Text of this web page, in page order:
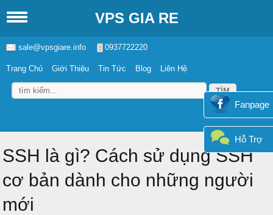
VPS GIA RE
Fanpage
Hỗ Trợ
sale@vpsgiare.info 0937722220
Trang Chủ Giới Thiệu Tin Tức Blog Liên Hệ
SSH là gì? Cách sử dụng SSH
cơ bản dành cho những người
mới